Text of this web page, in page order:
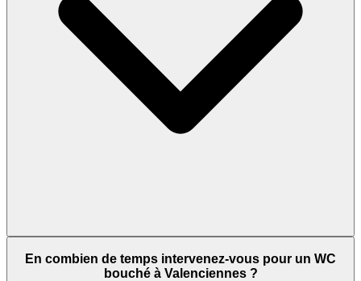
En combien de temps intervenez-vous pour un WC
bouché à Valenciennes ?